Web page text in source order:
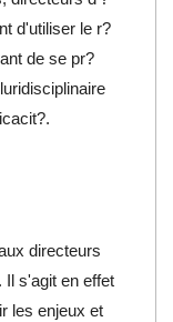
d'utiliser le r?
de se pr?
directeurs
s'agit en effet
les enjeux et